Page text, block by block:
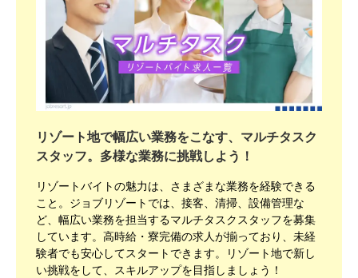
リゾート地で幅広い業務をこなす、マルチタスク
スタッフ。多様な業務に挑戦しよう！
リゾートバイトの魅力は、さまざまな業務を経験できる
こと。ジョブリゾートでは、接客、清掃、設備管理な
ど、幅広い業務を担当するマルチタスクスタッフを募集
しています。高時給・寮完備の求人が揃っており、未経
験者でも安心してスタートできます。リゾート地で新し
い挑戦をして、スキルアップを目指しましょう！